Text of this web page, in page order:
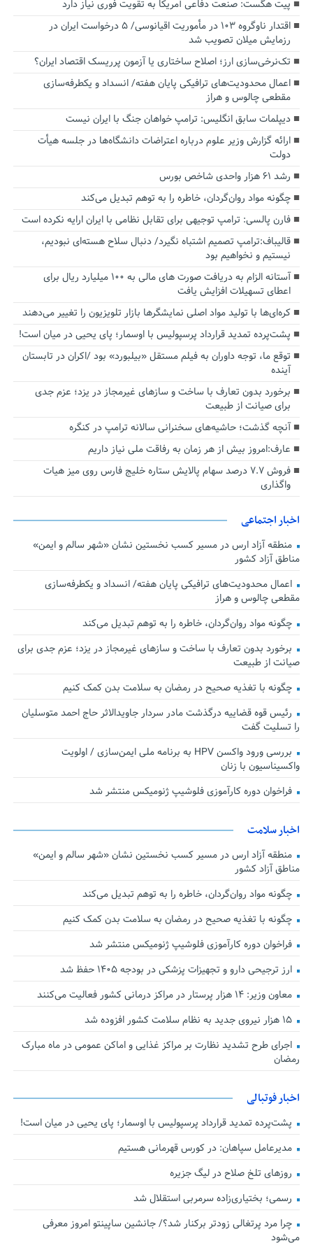
پیت هگست: صنعت دفاعی آمریکا به تقویت فوری نیاز دارد
اقتدار ناوگروه ۱۰۳ در مأموریت‌ اقیانوسی/ ۵ درخواست ایران در
رزمایش میلان تصویب شد
تک‌نرخی‌سازی ارز؛ اصلاح ساختاری یا آزمون پرریسک اقتصاد ایران؟
اعمال محدودیت‌های ترافیکی پایان هفته/ انسداد و یکطرفه‌سازی
مقطعی چالوس و هراز
دیپلمات سابق انگلیس:‌ ترامپ خواهان جنگ با ایران نیست
ارائه گزارش وزیر علوم درباره اعتراضات دانشگاه‌ها در جلسه هیأت
دولت
رشد ۶۱ هزار واحدی شاخص بورس
چگونه مواد روان‌گردان، خاطره را به توهم تبدیل می‌کند
فارن پالسی: ترامپ توجیهی برای تقابل نظامی با ایران ارایه نکرده است
قالیباف:ترامپ تصمیم اشتباه نگیرد/ دنبال سلاح هسته‌ای نبودیم،
نیستیم و نخواهیم بود
آستانه الزام به دریافت صورت های مالی به ۱۰۰ میلیارد ریال برای
اعطای تسهیلات افزایش یافت
کره‌ای‌ها با تولید مواد اصلی نمایشگرها بازار تلویزیون را تغییر می‌دهند
پشت‌پرده تمدید قرارداد پرسپولیس با اوسمار؛ پای یحیی در میان است!
توقع ما، توجه داوران به فیلم مستقل «بیلبورد» بود /اکران در تابستان
آینده
برخورد بدون تعارف با ساخت‌ و سازهای غیرمجاز در یزد؛ عزم جدی
برای صیانت از طبیعت
آنچه گذشت؛ حاشیه‌های سخنرانی سالانه ترامپ در کنگره
عارف:امروز بیش از هر زمان به رفاقت ملی نیاز داریم
فروش ۷.۷ درصد سهام پالایش ستاره خلیج فارس روی میز هیات
واگذاری
اخبار اجتماعی
منطقه آزاد ارس در مسیر کسب نخستین نشان «شهر سالم و ایمن»
مناطق آزاد کشور
اعمال محدودیت‌های ترافیکی پایان هفته/ انسداد و یکطرفه‌سازی
مقطعی چالوس و هراز
چگونه مواد روان‌گردان، خاطره را به توهم تبدیل می‌کند
برخورد بدون تعارف با ساخت‌ و سازهای غیرمجاز در یزد؛ عزم جدی برای
صیانت از طبیعت
چگونه با تغذیه صحیح در رمضان به سلامت بدن کمک کنیم
رئیس قوه قضاییه درگذشت مادر سردار جاویدالاثر حاج احمد متوسلیان
را تسلیت گفت
بررسی ورود واکسن HPV به برنامه ملی ایمن‌سازی / اولویت
واکسیناسیون با زنان
فراخوان دوره کارآموزی فلوشیپ ژنومیکس منتشر شد
اخبار سلامت
منطقه آزاد ارس در مسیر کسب نخستین نشان «شهر سالم و ایمن»
مناطق آزاد کشور
چگونه مواد روان‌گردان، خاطره را به توهم تبدیل می‌کند
چگونه با تغذیه صحیح در رمضان به سلامت بدن کمک کنیم
فراخوان دوره کارآموزی فلوشیپ ژنومیکس منتشر شد
ارز ترجیحی دارو و تجهیزات پزشکی در بودجه ۱۴۰۵ حفظ شد
معاون وزیر: ۱۴ هزار پرستار در مراکز درمانی کشور فعالیت می‌کنند
۱۵ هزار نیروی جدید به نظام سلامت کشور افزوده شد
اجرای طرح تشدید نظارت بر مراکز غذایی و اماکن عمومی در ماه مبارک
رمضان
اخبار فوتبالی
پشت‌پرده تمدید قرارداد پرسپولیس با اوسمار؛ پای یحیی در میان است!
مدیرعامل سپاهان: در کورس قهرمانی هستیم
روزهای تلخ صلاح در لیگ جزیره
رسمی؛ بختیاری‌زاده سرمربی استقلال شد
چرا مرد پرتغالی زودتر برکنار شد؟/ جانشین ساپینتو امروز معرفی
می‌شود